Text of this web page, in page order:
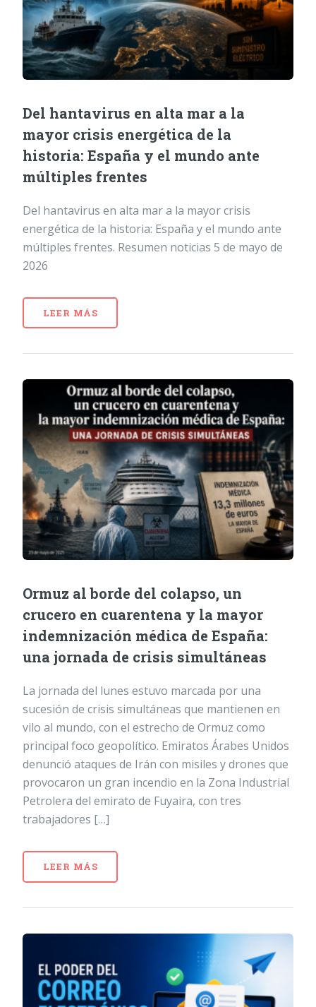
Del hantavirus en alta mar a la
mayor crisis energética de la
historia: España y el mundo ante
múltiples frentes
Del hantavirus en alta mar a la mayor crisis
energética de la historia: España y el mundo ante
múltiples frentes. Resumen noticias 5 de mayo de
2026
LEER MÁS
Ormuz al borde del colapso, un
crucero en cuarentena y la mayor
indemnización médica de España:
una jornada de crisis simultáneas
La jornada del lunes estuvo marcada por una
sucesión de crisis simultáneas que mantienen en
vilo al mundo, con el estrecho de Ormuz como
principal foco geopolítico. Emiratos Árabes Unidos
denunció ataques de Irán con misiles y drones que
provocaron un gran incendio en la Zona Industrial
Petrolera del emirato de Fuyaira, con tres
trabajadores […]
LEER MÁS